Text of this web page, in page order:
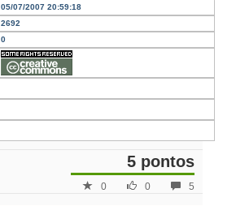
05/07/2007 20:59:18
2692
0
5 pontos
5
0
0